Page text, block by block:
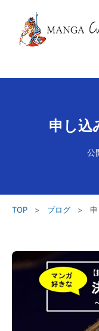
申し込
公
TOP > ブログ >